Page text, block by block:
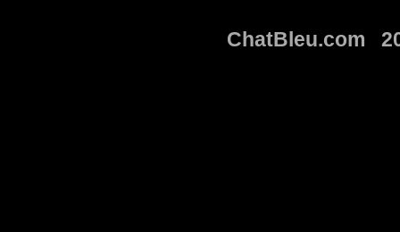
ChatBleu.com